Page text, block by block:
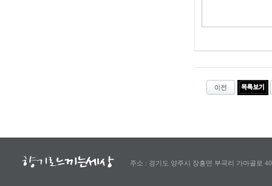
주소 : 경기도 양주시 장흥면 부곡리 가마골로